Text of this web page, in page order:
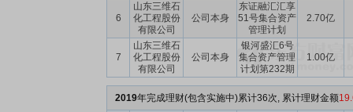
6
山东三维石
化工程股份
有限公司
公司本身
东证融汇汇享
51号集合资产
管理计划
2.70亿
7
山东三维石
化工程股份
有限公司
公司本身
银河盛汇6号
集合资产管理
计划第232期
1.00亿
2019年完成理财(包含实施中)累计36次, 累计理财金额